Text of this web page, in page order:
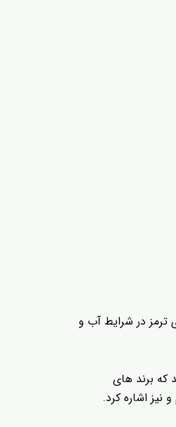
ترمز در شرایط آب و
که برند های
اشاره کرد.